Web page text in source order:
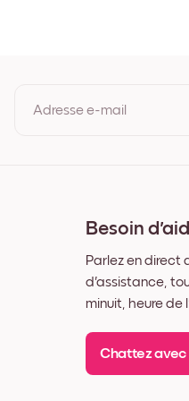
Adresse e-mail
Besoin
Parlez en direct
d'assistance,
minuit, heure de
Chattez avec